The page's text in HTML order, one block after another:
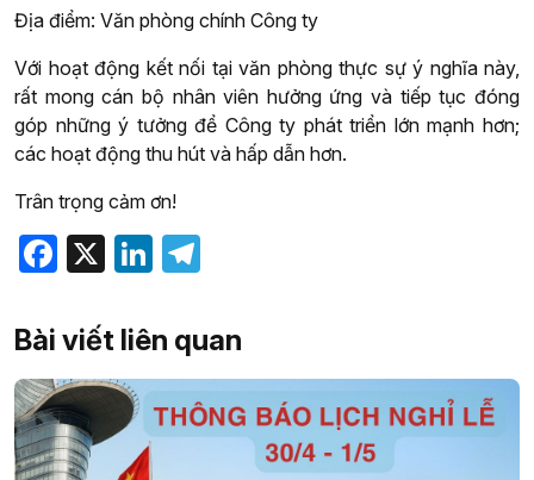
Địa điểm: Văn phòng chính Công ty
Với hoạt động kết nối tại văn phòng thực sự ý nghĩa này,
rất mong cán bộ nhân viên hưởng ứng và tiếp tục đóng
góp những ý tưởng để Công ty phát triển lớn mạnh hơn;
các hoạt động thu hút và hấp dẫn hơn.
Trân trọng cảm ơn!
Facebook
X LinkedIn
Bài viết liên quan